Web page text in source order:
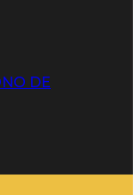
DE